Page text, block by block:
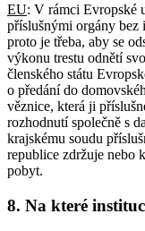
EU: V rámci Evropské
příslušnými orgány bez
proto je třeba, aby se
výkonu trestu odnětí
členského státu
o předání do
věznice, která ji
rozhodnutí společně s
krajskému soudu
republice zdržuje nebo
pobyt.
8. Na které